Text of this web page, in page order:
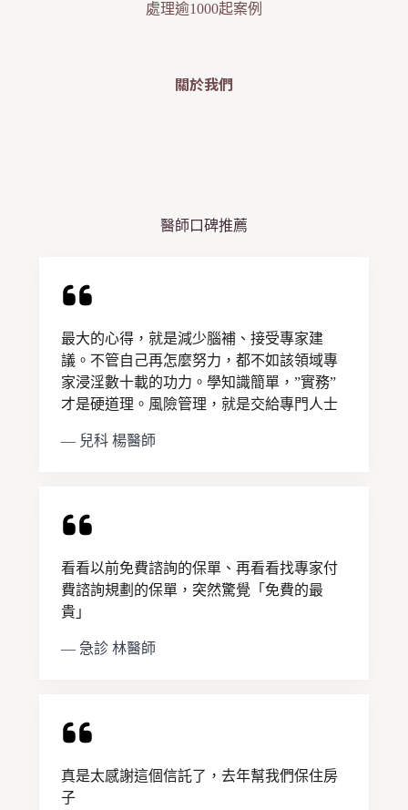
處理逾1000起案例
關於我們
醫師口碑推薦
最大的心得，就是減少腦補、接受專家建
議。不管自己再怎麼努力，都不如該領域專
家浸淫數十載的功力。學知識簡單，”實務”
才是硬道理。風險管理，就是交給專門人士
— 兒科 楊醫師
看看以前免費諮詢的保單、再看看找專家付
費諮詢規劃的保單，突然驚覺「免費的最
貴」
— 急診 林醫師
真是太感謝這個信託了，去年幫我們保住房
子